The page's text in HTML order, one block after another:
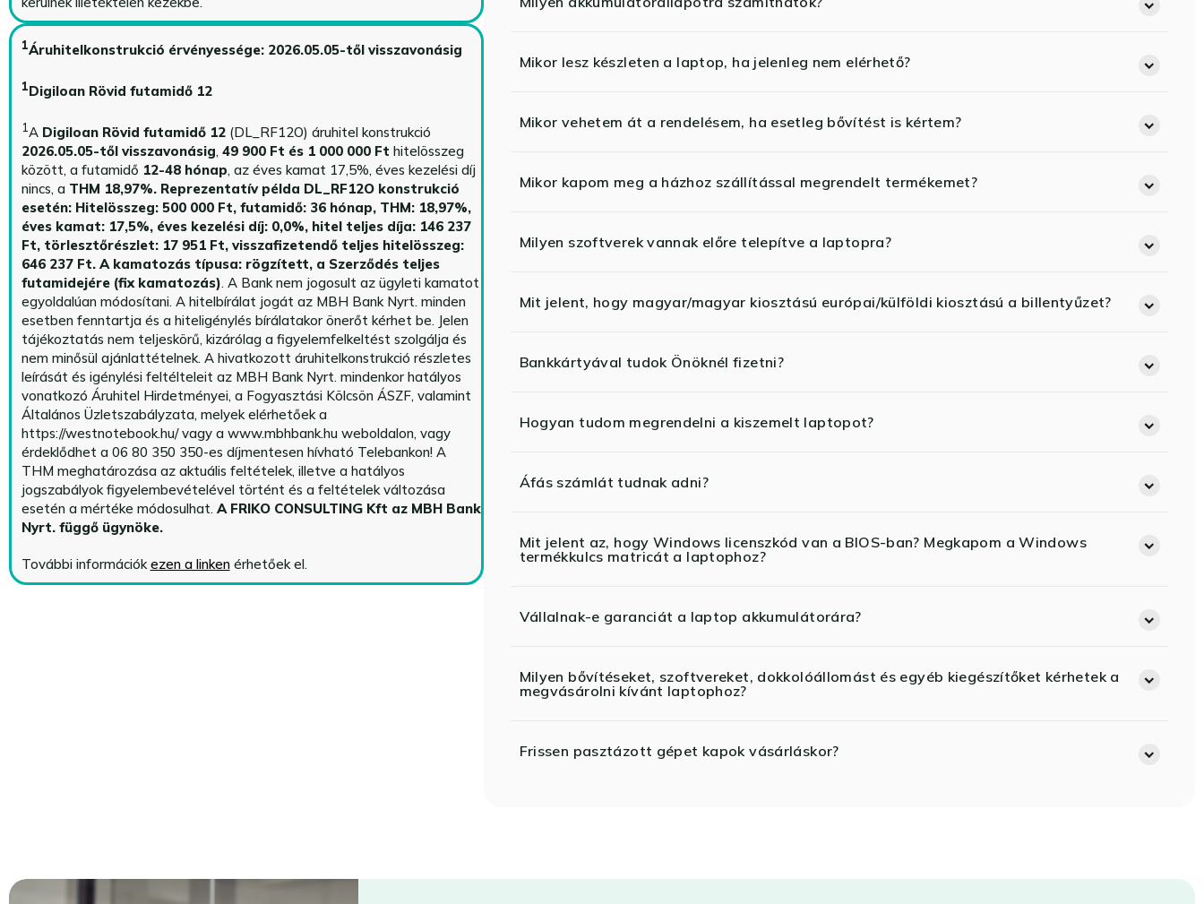
1Áruhitelkonstrukció érvényessége: 2026.05.05-től visszavonásig
1Digiloan Rövid futamidő 12
1A Digiloan Rövid futamidő 12(DL_RF12O) áruhitel konstrukció
2026.05.05-től visszavonásig, 49 900 Ft és 1 000 000 Ft hitelösszeg
között, a futamidő 12-48 hónap, az éves kamat 17,5%, éves kezelési díj
nincs, a THM 18,97%. Reprezentatív példa DL_RF12O konstrukció
esetén: Hitelösszeg: 500 000 Ft, futamidő: 36 hónap, THM: 18,97%,
éves kamat: 17,5%, éves kezelési díj: 0,0%, hitel teljes díja: 146 237
Ft, törlesztőrészlet: 17 951 Ft, visszafizetendő teljes hitelösszeg:
646 237 Ft. A kamatozás típusa: rögzített, a Szerződés teljes
futamidejére (fix kamatozás). A Bank nem jogosult az ügyleti kamatot
egyoldalúan módosítani. A hitelbírálat jogát az MBH Bank Nyrt. minden
esetben fenntartja és a hiteligénylés bírálatakor önerőt kérhet be. Jelen
tájékoztatás nem teljeskörű, kizárólag a figyelemfelkeltést szolgálja és
nem minősül ajánlattételnek. A hivatkozott áruhitelkonstrukció részletes
leírását és igénylési feltélteleit az MBH Bank Nyrt. mindenkor hatályos
vonatkozó Áruhitel Hirdetményei, a Fogyasztási Kölcsön ÁSZF, valamint
Általános Üzletszabályzata, melyek elérhetőek a
https://westnotebook.hu/vagy a www.mbhbank.hu weboldalon, vagy
érdeklődhet a 06 80 350 350-es díjmentesen hívható Telebankon! A
THM meghatározása az aktuális feltételek, illetve a hatályos
jogszabályok figyelembevételével történt és a feltételek változása
esetén a mértéke módosulhat. A FRIKO CONSULTING Kft az MBH Bank
Nyrt. függő ügynöke.
További információk ezen a linkenérhetőek el.
Mikor lesz készleten a laptop, ha jelenleg nem elérhető?
Mikor vehetem át a rendelésem, ha esetleg bővítést is kértem?
Mikor kapom meg a házhoz szállítással megrendelt termékemet?
Milyen szoftverek vannak előre telepítve a laptopra?
Mit jelent, hogy magyar/magyar kiosztású európai/külföldi kiosztású a billentyűzet?
Bankkártyával tudok Önöknél fizetni?
Hogyan tudom megrendelni a kiszemelt laptopot?
Áfás számlát tudnak adni?
Mit jelent az, hogy Windows licenszkód van a BIOS-ban? Megkapom a Windows
termékkulcs matricát a laptophoz?
Vállalnak-e garanciát a laptop akkumulátorára?
Milyen bővítéseket, szoftvereket, dokkolóállomást és egyéb kiegészítőket kérhetek a
megvásárolni kívánt laptophoz?
Frissen pasztázott gépet kapok vásárláskor?